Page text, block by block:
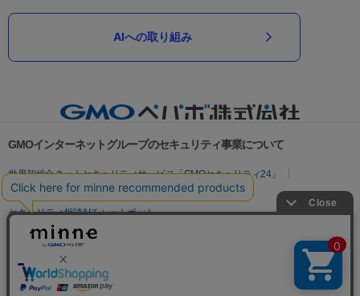
AIへの取り組み
GMOインターネットグループのセキュリティ事業について
世界初総合ネットセキュリティサービス「GMOセキュリティ24」
パスワード漏洩診断
Webサイトリスク診断
セキュリティ相談AIチャットボット
実在証明・盗聴対策
サイバー攻撃対策（GMO Flatt Security）
セキュリティ事業の軌跡